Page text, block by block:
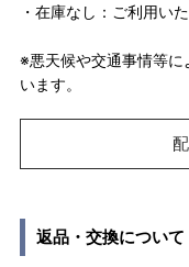
・在庫なし：ご利用い
※悪天候や交通事情等
います。
返品・交換について